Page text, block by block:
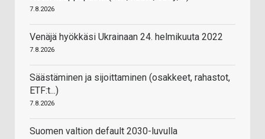
7.8.2026
Venäjä hyökkäsi Ukrainaan 24. helmikuuta 2022
7.8.2026
Säästäminen ja sijoittaminen (osakkeet, rahastot,
ETF:t...)
7.8.2026
Suomen valtion default 2030-luvulla